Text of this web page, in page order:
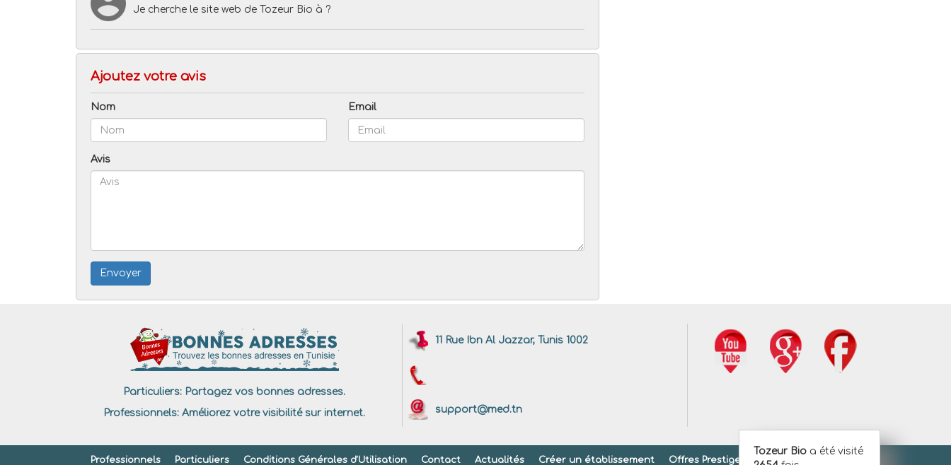
Tozeur Bio a été visité
Je cherche le site web de Tozeur Bio à ?
Ajoutez votre avis
Nom Email
Avis
Envoyer
Particuliers:Partagez vos bonnes adresses.
Professionnels:Améliorez votre visibilité sur internet.
11 Rue Ibn Al Jazzar, Tunis 1002
support@med.tn
Professionnels Particuliers Conditions Générales d'Utilisation Contact Actualités Créer un établissement Offres Prestiges Offres Gold